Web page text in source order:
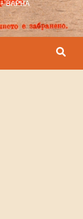
ВАРНА